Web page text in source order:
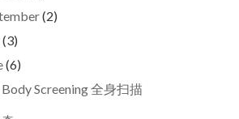
(2)
(3)
(6)
Screening 全身扫描